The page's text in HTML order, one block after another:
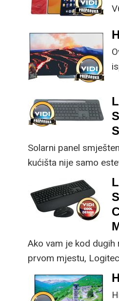
Solarni panel
kućišta nije samo
dio koncepta ovog
energiju prirodnog ili
rad.
Ako vam je kod
prvom mjestu,
kombinaciju
funkcijama.